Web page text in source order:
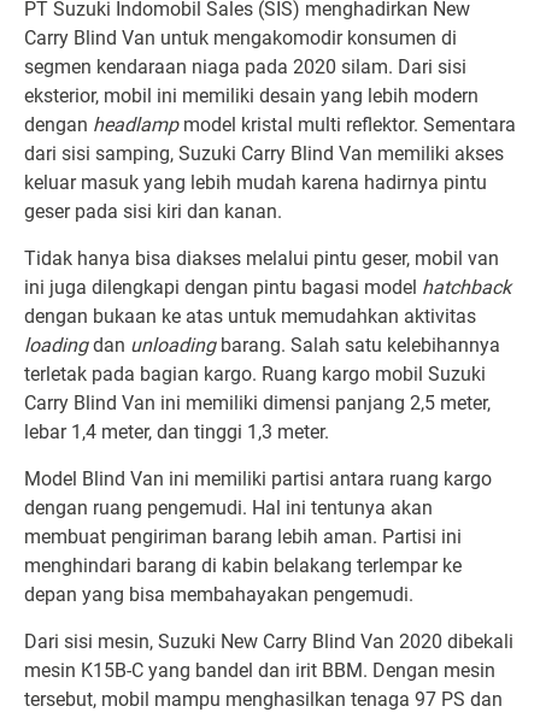
PT Suzuki Indomobil Sales (SIS) menghadirkan New
Carry Blind Van untuk mengakomodir konsumen di
segmen kendaraan niaga pada 2020 silam. Dari sisi
eksterior, mobil ini memiliki desain yang lebih modern
dengan headlamp model kristal multi reflektor. Sementara
dari sisi samping, Suzuki Carry Blind Van memiliki akses
keluar masuk yang lebih mudah karena hadirnya pintu
geser pada sisi kiri dan kanan.
Tidak hanya bisa diakses melalui pintu geser, mobil van
ini juga dilengkapi dengan pintu bagasi model hatchback
dengan bukaan ke atas untuk memudahkan aktivitas
loadingdan unloading barang. Salah satu kelebihannya
terletak pada bagian kargo. Ruang kargo mobil Suzuki
Carry Blind Van ini memiliki dimensi panjang 2,5 meter,
lebar 1,4 meter, dan tinggi 1,3 meter.
Model Blind Van ini memiliki partisi antara ruang kargo
dengan ruang pengemudi. Hal ini tentunya akan
membuat pengiriman barang lebih aman. Partisi ini
menghindari barang di kabin belakang terlempar ke
depan yang bisa membahayakan pengemudi.
Dari sisi mesin, Suzuki New Carry Blind Van 2020 dibekali
mesin K15B-C yang bandel dan irit BBM. Dengan mesin
tersebut, mobil mampu menghasilkan tenaga 97 PS dan